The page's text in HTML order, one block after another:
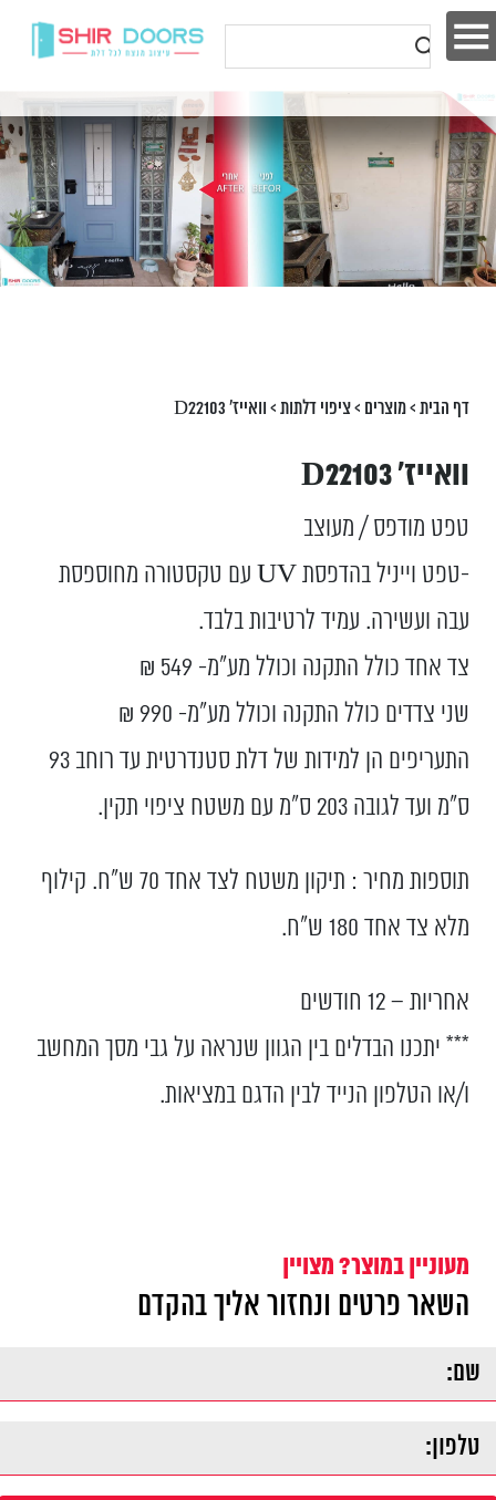
דף הבית>מוצרים >ציפוי דלתות> וואייז' D22103
וואייז' D22103
טפט מודפס / מעוצב
-טפט וייניל בהדפסת UV עם טקסטורה מחוספסת
עבה ועשירה. עמיד לרטיבות בלבד.
צד אחד כולל התקנה וכולל מע”מ- 549 ₪
שני צדדים כולל התקנה וכולל מע”מ- 990 ₪
התעריפים הן למידות של דלת סטנדרטית עד רוחב 93
ס”מ ועד לגובה 203 ס”מ עם משטח ציפוי תקין.
תוספות מחיר : תיקון משטח לצד אחד 70 ש"ח. קילוף
מלא צד אחד 180 ש"ח.
אחריות – 12 חודשים
*** יתכנו הבדלים בין הגוון שנראה על גבי מסך המחשב
ו/או הטלפון הנייד לבין הדגם במציאות.
מעוניין במוצר? מצויין
השאר פרטים ונחזור אליך בהקדם